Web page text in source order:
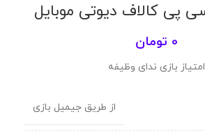
0 تومان
امتیاز بازی ندای وظیفه
از طریق جیمیل بازی